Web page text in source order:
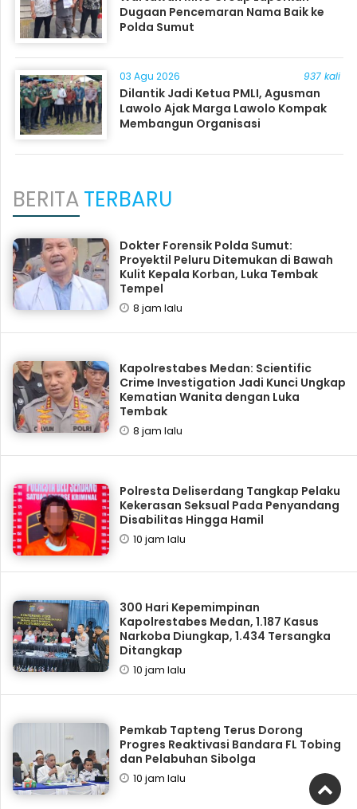
Dugaan Pencemaran Nama Baik ke
Polda Sumut
03 Agu 2026 937 kali
Dilantik Jadi Ketua PMLI, Agusman
Lawolo Ajak Marga Lawolo Kompak
Membangun Organisasi
BERITATERBARU
Dokter Forensik Polda Sumut:
Proyektil Peluru Ditemukan di Bawah
Kulit Kepala Korban, Luka Tembak
Tempel
8 jam lalu
Kapolrestabes Medan: Scientific
Crime Investigation Jadi Kunci Ungkap
Kematian Wanita dengan Luka
Tembak
8 jam lalu
Polresta Deliserdang Tangkap Pelaku
Kekerasan Seksual Pada Penyandang
Disabilitas Hingga Hamil
10 jam lalu
300 Hari Kepemimpinan
Kapolrestabes Medan, 1.187 Kasus
Narkoba Diungkap, 1.434 Tersangka
Ditangkap
10 jam lalu
Pemkab Tapteng Terus Dorong
Progres Reaktivasi Bandara FL Tobing
dan Pelabuhan Sibolga
10 jam lalu